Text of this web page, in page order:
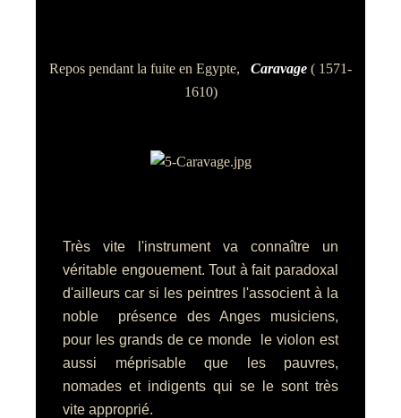
Repos pendant la fuite en Egypte, Caravage ( 1571-
1610)
Très vite l'instrument va connaître un
véritable engouement. Tout à fait paradoxal
d'ailleurs car si les peintres l'associent à la
noble présence des Anges musiciens,
pour les grands de ce monde le violon est
aussi méprisable que les pauvres,
nomades et indigents qui se le sont très
vite approprié.